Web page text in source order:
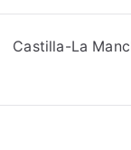
Castilla-La